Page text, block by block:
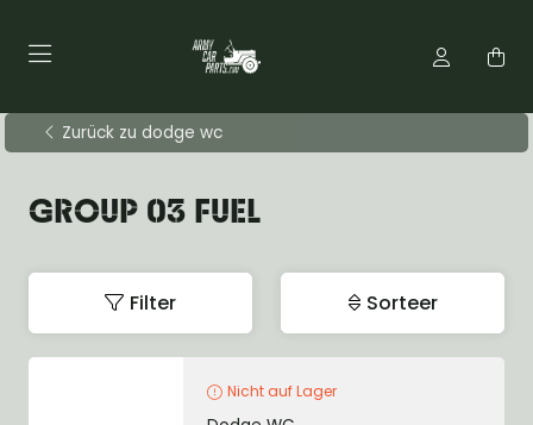
Zurück zu dodge wc
GROUP 03 FUEL
Filter Sorteer
Nicht auf Lager